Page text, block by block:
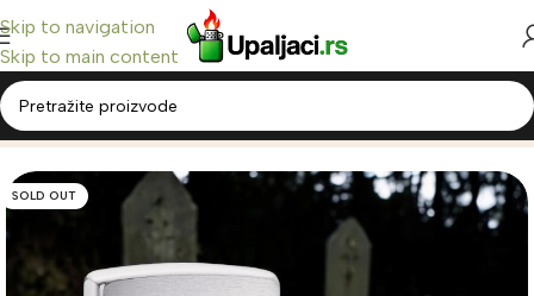
Skip to navigation
Skip to main content
Home/ Zippo Upaljači
SOLD OUT